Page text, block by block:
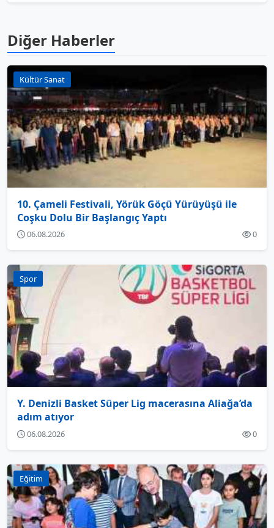
Diğer Haberler
Kültür Sanat
10. Çameli Festivali, Yörük Göçü Yürüyüşü ile
Coşku Dolu Bir Başlangıç Yaptı
06.08.2026 0
Spor
Y. Denizli Basket Süper Lig macerasına Aliağa’da
adım atıyor
06.08.2026 0
Eğitim